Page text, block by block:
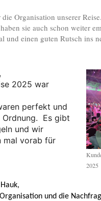
Organisation unserer
sie auch schon weiter
und einen guten Rutsch ins
2025
2025 war
perfekt und
Ordnung. Es gibt
und wir
mal vorab für
und die